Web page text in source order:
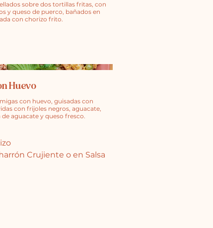
sobre dos tortillas fritas, con
y queso de puerco, bañados en
con chorizo frito.
Huevo
con huevo, guisadas con
con frijoles negros, aguacate,
de aguacate y queso fresco.
Crujiente o en Salsa